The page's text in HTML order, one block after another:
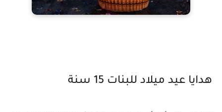
هدايا عيد ميلاد للبنات 15 سنة